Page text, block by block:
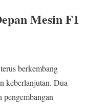
Mesin F1
berkembang
keberlanjutan. Dua
pengembangan